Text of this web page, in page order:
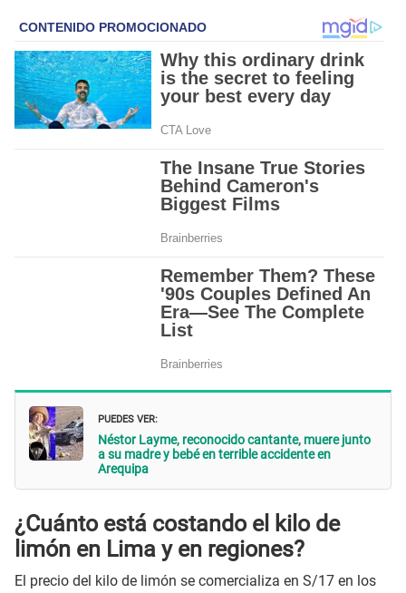
PUEDES VER:
Néstor Layme, reconocido cantante, muere junto
a su madre y bebé en terrible accidente en
Arequipa
¿Cuánto está costando el kilo de
limón en Lima y en regiones?
El precio del kilo de limón se comercializa en S/17 en los